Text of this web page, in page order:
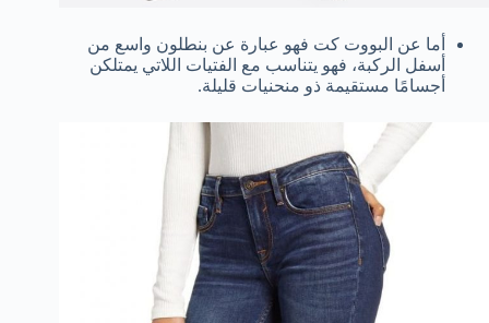
أما عن البووت كت فهو عبارة عن بنطلون واسع من
أسفل الركبة، فهو يتناسب مع الفتيات اللاتي يمتلكن
أجسامًا مستقيمة ذو منحنيات قليلة.